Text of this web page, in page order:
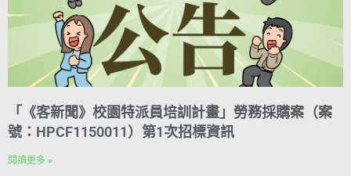
「《客新聞》校園特派員培訓計畫」勞務採購案（案
號：HPCF1150011）第1次招標資訊
閱讀更多 »